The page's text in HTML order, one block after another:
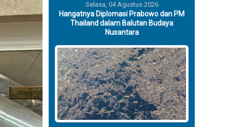
Selasa, 04 Agustus 2026
Hangatnya Diplomasi Prabowo dan PM
Thailand dalam Balutan Budaya
Nusantara